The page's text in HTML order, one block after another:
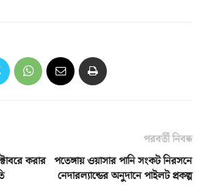
করার
পরবর্তী নিবন্ধ
পতেঙ্গায় ওয়াসার পানি সংকট নিরসনে
নেদারল্যান্ডের অনুদানে পাইলট প্রকল্প